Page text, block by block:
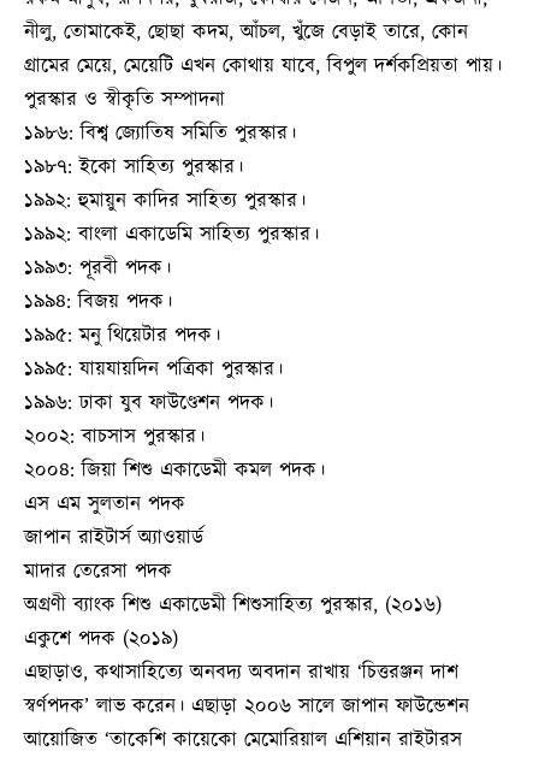
নীলু, তোমাকেই, ছোছা কদম, আঁচল, খুঁজে বেড়াই তারে, কোন
গ্রামের মেয়ে, মেয়েটি এখন কোথায় যাবে, বিপুল দর্শকপ্রিয়তা পায়।
পুরস্কার ও স্বীকৃতি সম্পাদনা
১৯৮৬: বিশ্ব জ্যোতিষ সমিতি পুরস্কার।
১৯৮৭: ইকো সাহিত্য পুরস্কার।
১৯৯২: হুমায়ুন কাদির সাহিত্য পুরস্কার।
১৯৯২: বাংলা একাডেমি সাহিত্য পুরস্কার।
১৯৯৩: পূরবী পদক।
১৯৯৪: বিজয় পদক।
১৯৯৫: মনু থিয়েটার পদক।
১৯৯৫: যায়যায়দিন পত্রিকা পুরস্কার।
১৯৯৬: ঢাকা যুব ফাউণ্ডেশন পদক।
২০০২: বাচসাস পুরস্কার।
২০০৪: জিয়া শিশু একাডেমী কমল পদক।
এস এম সুলতান পদক
জাপান রাইটার্স অ্যাওয়ার্ড
মাদার তেরেসা পদক
অগ্রণী ব্যাংক শিশু একাডেমী শিশুসাহিত্য পুরস্কার, (২০১৬)
একুশে পদক (২০১৯)
এছাড়াও, কথাসাহিত্যে অনবদ্য অবদান রাখায় ‘চিত্তরঞ্জন দাশ
স্বর্ণপদক’ লাভ করেন। এছাড়া ২০০৬ সালে জাপান ফাউন্ডেশন
আয়োজিত ‘তাকেশি কায়েকো মেমোরিয়াল এশিয়ান রাইটারস